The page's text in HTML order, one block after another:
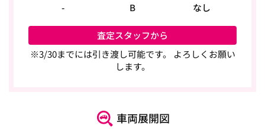
- B なし
査定スタッフから
※3/30までには引き渡し可能です。 よろしくお願い
します。
車両展開図